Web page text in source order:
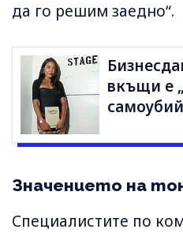
да го решим заедно“.
вкъщи е
Значението на
Специалистите по